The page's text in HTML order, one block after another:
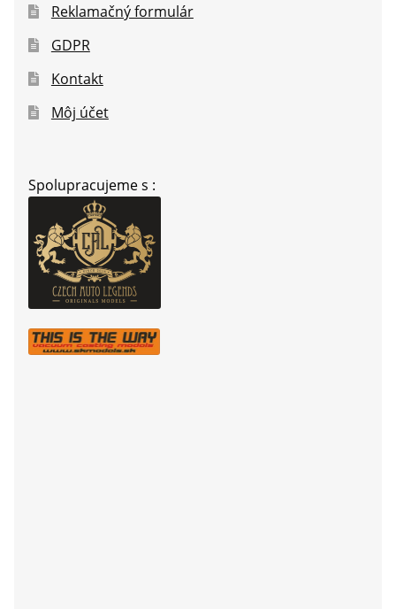
Reklamačný formulár
GDPR
Kontakt
Môj účet
Spolupracujeme s :